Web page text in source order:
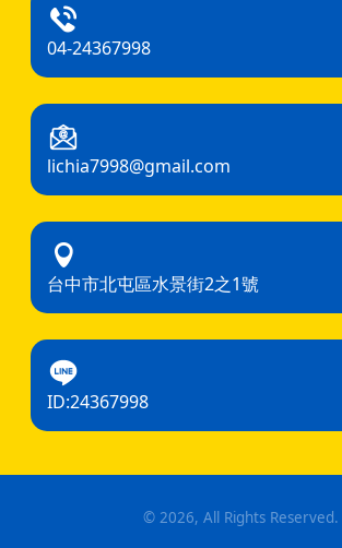
04-24367998
lichia7998@gmail.com
台中市北屯區水景街2之1號
ID:24367998
© 2026, All Rights Reserved.